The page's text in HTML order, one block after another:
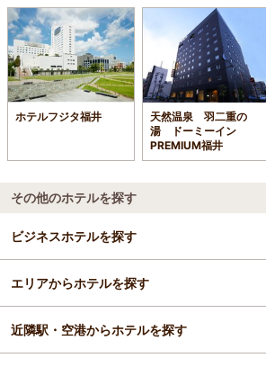
ホテルフジタ福井
天然温泉 羽二重の
湯 ドーミーイン
PREMIUM福井
その他のホテルを探す
ビジネスホテルを探す
福井県
福井・奥越前
エリアからホテルを探す
福井県
近隣駅・空港からホテルを探す